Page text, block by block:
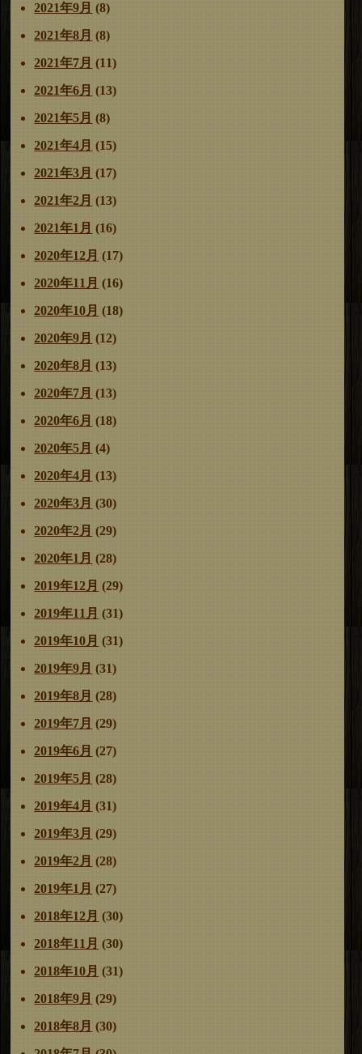
2021年9月 (8)
2021年8月 (8)
2021年7月 (11)
2021年6月 (13)
2021年5月 (8)
2021年4月 (15)
2021年3月 (17)
2021年2月 (13)
2021年1月 (16)
2020年12月 (17)
2020年11月 (16)
2020年10月 (18)
2020年9月 (12)
2020年8月 (13)
2020年7月 (13)
2020年6月 (18)
2020年5月 (4)
2020年4月 (13)
2020年3月 (30)
2020年2月 (29)
2020年1月 (28)
2019年12月 (29)
2019年11月 (31)
2019年10月 (31)
2019年9月 (31)
2019年8月 (28)
2019年7月 (29)
2019年6月 (27)
2019年5月 (28)
2019年4月 (31)
2019年3月 (29)
2019年2月 (28)
2019年1月 (27)
2018年12月 (30)
2018年11月 (30)
2018年10月 (31)
2018年9月 (29)
2018年8月 (30)